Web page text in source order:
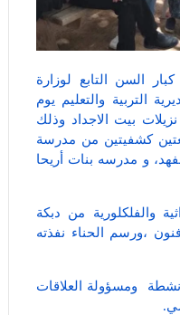
السن التابع لوزارة
التربية والتعليم يوم
بيت الاجداد وذلك
كشفيتين من مدرسة
و مدرسه بنات أريحا
والفلكلورية من دبكة
،ورسم الحناء نفذته
ومسؤولة العلاقات